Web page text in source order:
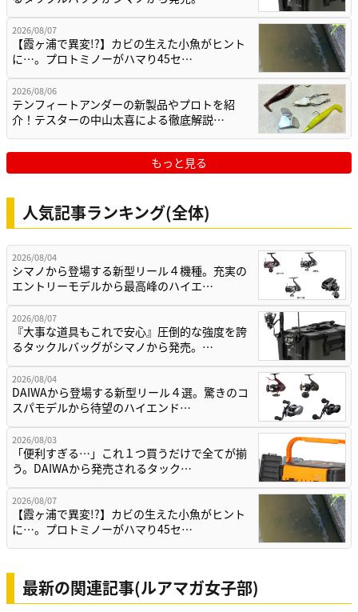
2026/08/07
【霞ヶ浦で異変!?】カビの生えた小魚がヒント
に…。プロトミノーがハマり45セ…
2026/08/06
テンフィートアンダーの新製品やプロトを紹
介！テスターの中山太喜による徹底解説…
もっと見る
人気記事ランキング(全体)
2026/08/04
シマノから登場する新型リール４機種。充実の
エントリーモデルから最高峰のハイエ…
2026/08/07
『大事な道具もこれで安心』圧倒的な強度を誇
るタックルバッグがシマノから発売。…
2026/08/04
DAIWAから登場する新型リール４選。驚きのコ
スパモデルから待望のハイエンド…
2026/08/03
「便利すぎる…」これ１つ買うだけで全てが揃
う。DAIWAから発売されるタック…
2026/08/07
【霞ヶ浦で異変!?】カビの生えた小魚がヒント
に…。プロトミノーがハマり45セ…
最新の関連記事(ルアマガ女子部)